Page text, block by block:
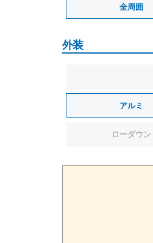
全周囲
外装
アルミ
ローダウン